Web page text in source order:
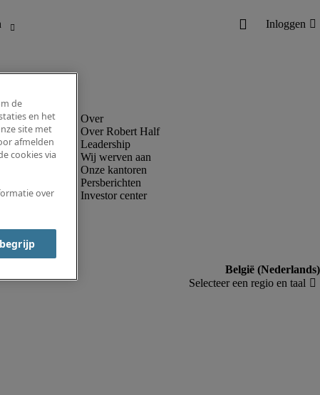
Over Robert Half
Leadership
Wij werven aan
Onze kantoren
Persberichten
Investor center
de
en het
site met
afmelden
cookies via
over